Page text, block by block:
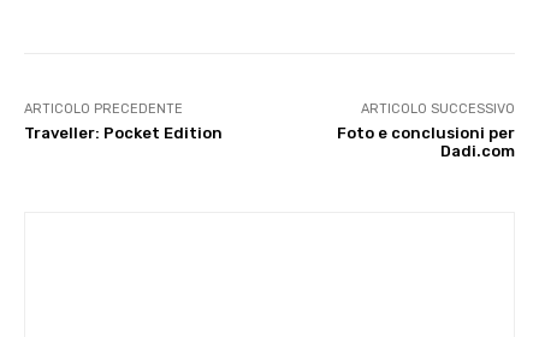
ARTICOLO PRECEDENTE
Traveller: Pocket Edition
ARTICOLO SUCCESSIVO
Foto e conclusioni per
Dadi.com